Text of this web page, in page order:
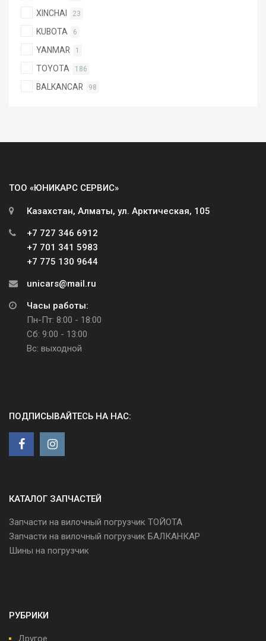
XINCHAI 23
KUBOTA 6
YANMAR 1
TOYOTA 186
BALKANCAR 98
ТОО «ЮНИКАРС СЕРВИС»
Казахстан, Алматы, ул. Арктическая, 105
+7 727 346 6912
+7 701 341 5983
+7 775 130 9644
unicars@mail.ru
Часы работы:
Пн-Пт: 8:00 - 18:00
Сб: 9:00 - 13:00
Вс: выходной
ПОДПИСЫВАЙТЕСЬ НА НАС:
КАТАЛОГ ЗАПЧАСТЕЙ
Запчасти на вилочный погрузчик ТОЙОТА
Запчасти на вилочный погрузчик БАЛКАНКАР
Шины на погрузчик
РУБРИКИ
Другое